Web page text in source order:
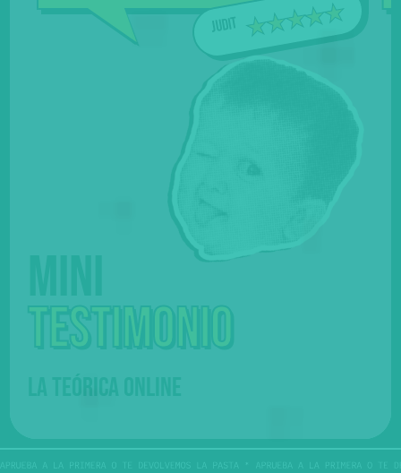
Judit
testimonio